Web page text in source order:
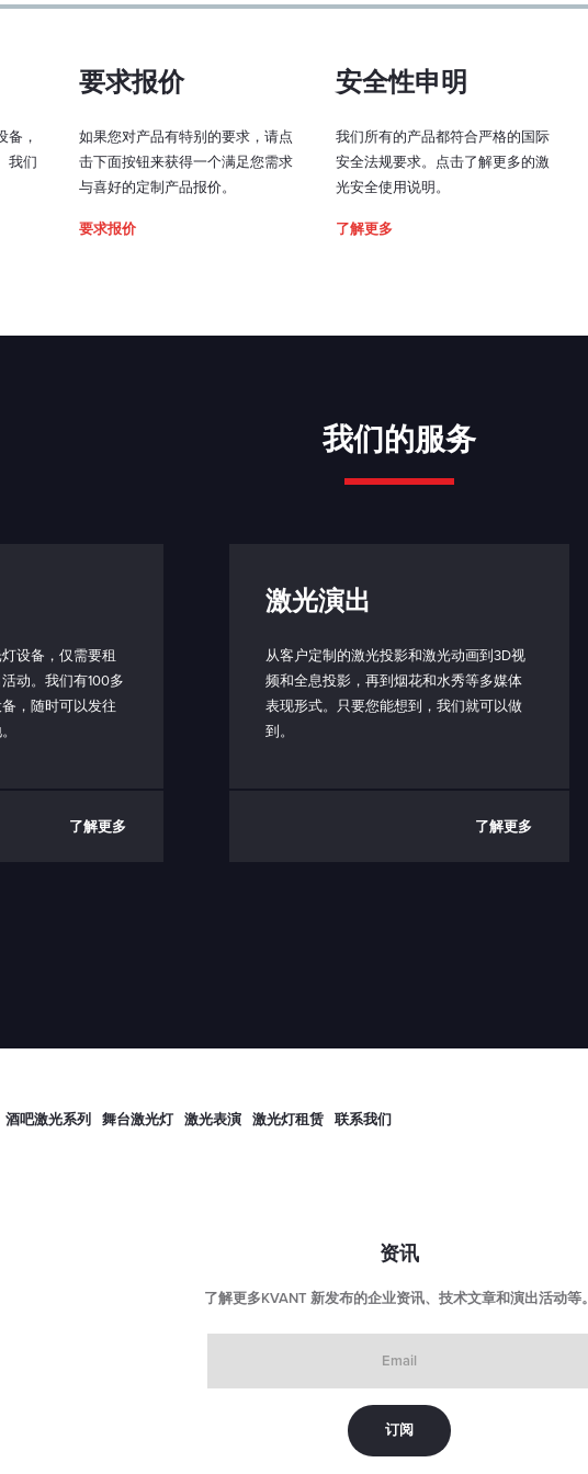
备，
我们
要求报价
如果您对产品有特别的要求，请点
击下面按钮来获得一个满足您需求
与喜好的定制产品报价。
要求报价
安全性申明
我们所有的产品都符合严格的国际
安全法规要求。点击了解更多的激
光安全使用说明。
了解更多
我们的服务
设备，仅需要租
动。我们有100多
，随时可以发往
了解更多
激光演出
从客户定制的激光投影和激光动画到3D视
频和全息投影，再到烟花和水秀等多媒体
表现形式。只要您能想到，我们就可以做
到。
了解更多
酒吧激光系列 舞台激光灯 激光表演 激光灯租赁 联系我们
资讯
了解更多KVANT 新发布的企业资讯、技术文章和演出活动等。